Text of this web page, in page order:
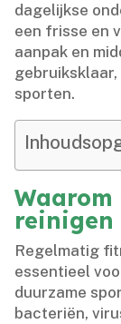
dagelijkse
een frisse en
aanpak en
sporten.​
reinigen
Regelmatig
essentieel
duurzame
bacteriën,